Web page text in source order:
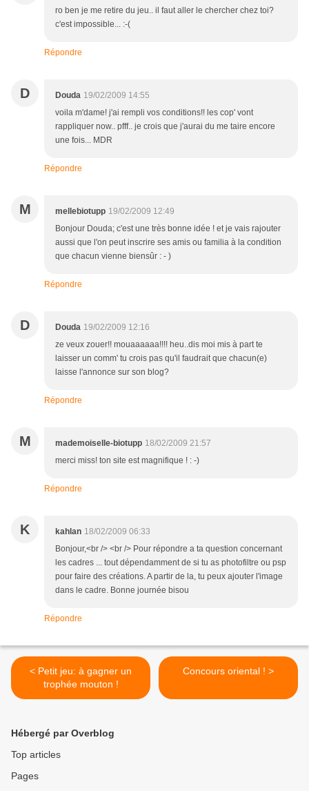
ro ben je me retire du jeu.. il faut aller le chercher chez toi?
c'est impossible... :-(
Répondre
D Douda 19/02/2009 14:55
voila m'dame! j'ai rempli vos conditions!! les cop' vont
rappliquer now.. pfff.. je crois que j'aurai du me taire encore
une fois... MDR
Répondre
M mellebiotupp 19/02/2009 12:49
Bonjour Douda; c'est une très bonne idée ! et je vais rajouter
aussi que l'on peut inscrire ses amis ou familia à la condition
que chacun vienne biensûr : - )
Répondre
D Douda 19/02/2009 12:16
ze veux zouer!! mouaaaaaa!!!! heu..dis moi mis à part te
laisser un comm' tu crois pas qu'il faudrait que chacun(e)
laisse l'annonce sur son blog?
Répondre
M mademoiselle-biotupp 18/02/2009 21:57
merci miss! ton site est magnifique ! : -)
Répondre
K kahlan 18/02/2009 06:33
Bonjour,<br /> <br /> Pour répondre a ta question concernant
les cadres ... tout dépendamment de si tu as photofiltre ou psp
pour faire des créations. A partir de la, tu peux ajouter l'image
dans le cadre. Bonne journée bisou
Répondre
< Petit jeu: à gagner un
trophée mouton !
Concours oriental ! >
Hébergé par Overblog
Top articles
Pages